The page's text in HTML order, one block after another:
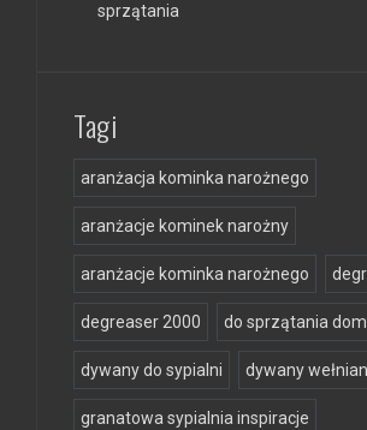
sprzątania
Tagi
aranżacja kominka narożnego
aranżacje kominek narożny
aranżacje kominka narożnego
degreaser 2000 do sprzątania
dywany do sypialni dywany
granatowa sypialnia inspiracje